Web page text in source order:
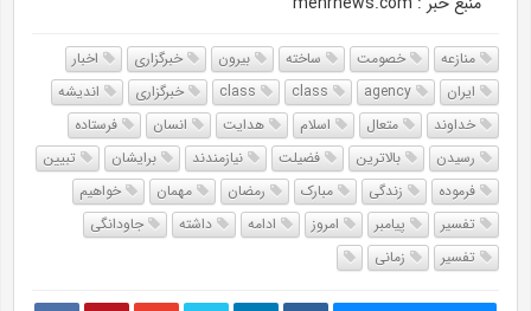
منازعه خصومت ساخته بیرون خبرگزاری
اخبار
ایران
agency
class
class خبرگزاری
اندیشه
خداوند
متعال اسلام هدایت انسان
فرستاده
رسیدن
بالاترین فضیلت نیازمندند برایشان
تبیین
فرموده
زندگی مبارک رمضان مهمان
خواهیم
تفسیر
پیامبر امروز ادامه داشته
جاودانگی
تفسیر
زمانی